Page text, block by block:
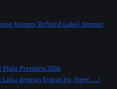
Konsep Refined Label dengan
Presiden 2026
Laku dengan Syarat ini, Ngeri …!